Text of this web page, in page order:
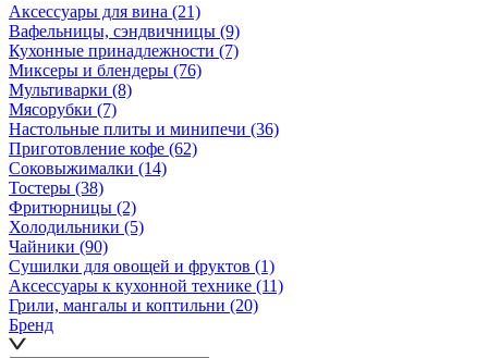
Аксессуары для вина (21)
Вафельницы, сэндвичницы (9)
Кухонные принадлежности (7)
Миксеры и блендеры (76)
Мультиварки (8)
Мясорубки (7)
Настольные плиты и минипечи (36)
Приготовление кофе (62)
Соковыжималки (14)
Тостеры (38)
Фритюрницы (2)
Холодильники (5)
Чайники (90)
Сушилки для овощей и фруктов (1)
Аксессуары к кухонной технике (11)
Грили, мангалы и коптильни (20)
Бренд